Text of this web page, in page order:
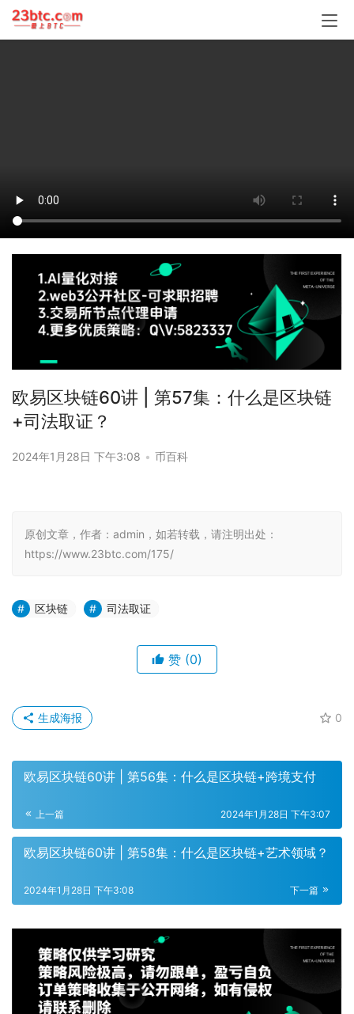
欧易区块链60讲 | 第57集：什么是区块链
+司法取证？
2024年1月28日 下午3:08 • 币百科
原创文章，作者：admin，如若转载，请注明出处：
https://www.23btc.com/175/
区块链 司法取证
赞 (0)
0
生成海报
欧易区块链60讲 | 第56集：什么是区块链+跨境支付
上一篇 2024年1月28日 下午3:07
欧易区块链60讲 | 第58集：什么是区块链+艺术领域？
下一篇
2024年1月28日 下午3:08